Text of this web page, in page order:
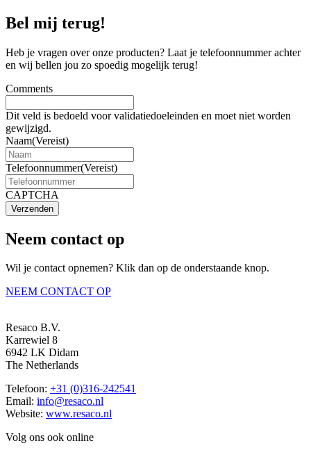
Bel mij terug!
Heb je vragen over onze producten? Laat je telefoonnummer achter
en wij bellen jou zo spoedig mogelijk terug!
Comments
Dit veld is bedoeld voor validatiedoeleinden en moet niet worden
gewijzigd.
Naam(Vereist)
Telefoonnummer(Vereist)
CAPTCHA
Verzenden
Neem contact op
Wil je contact opnemen? Klik dan op de onderstaande knop.
NEEM CONTACT OP
Resaco B.V.
Karrewiel 8
6942 LK Didam
The Netherlands
Telefoon: +31 (0)316-242541
Email: info@resaco.nl
Website: www.resaco.nl
Volg ons ook online